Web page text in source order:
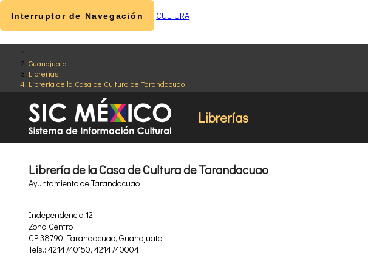
Guanajuato
Librerías
Librería de la Casa de Cultura de Tarandacuao
Librerías
Interruptor de Navegación CULTURA
Librería de la Casa de Cultura de Tarandacuao
Ayuntamiento de Tarandacuao
Independencia 12
Zona Centro
CP 38790, Tarandacuao, Guanajuato
Tels.: 4214740150, 4214740004